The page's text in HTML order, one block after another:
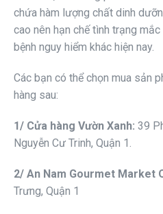
chứa hàm lượng chất dinh
cao nên hạn chế tình trạng
bệnh nguy hiểm khác hiện nay.
Các bạn có thể chọn mua sản
hàng sau:
1/ Cửa hàng Vườn Xanh: 39
Nguyễn Cư Trinh, Quận 1.
2/ An Nam Gourmet Market
Trưng, Quận 1